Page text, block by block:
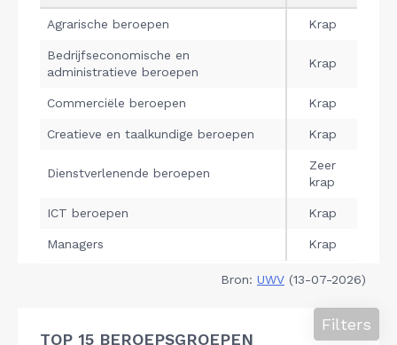
Bron: UWV (13-07-2026)
TOP 15 BEROEPSGROEPEN
Filters